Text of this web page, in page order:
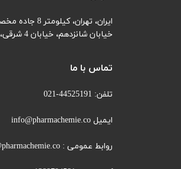
تماس با ما
تلفن: 44525191-021
ایمیل info@pharmachemie.co
روابط عمومی : pr@pharmachemie.co
ایران، تهران، کیلومتر 8 جاده مخصوص کرج - نرسیده به آزادگان
خیابان شانزدهم، خیابان 4 شرقی، پلاک 2